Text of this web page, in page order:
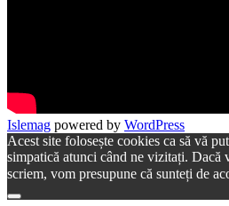
Islemag powered by WordPress
Acest site folosește cookies ca să vă
simpatică atunci când ne vizitați. Dacă
scriem, vom presupune că sunteți de